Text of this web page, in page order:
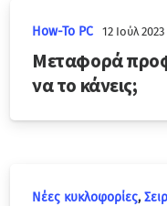
How-To PC 12 Ιούλ 2023
Μεταφορά
να το κάνεις;
Νέες κυκλοφορίες,